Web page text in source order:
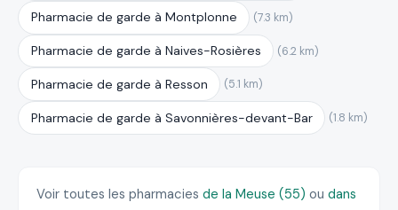
Pharmacie de garde à Montplonne (7.3 km)
Pharmacie de garde à Naives-Rosières (6.2 km)
Pharmacie de garde à Resson (5.1 km)
Pharmacie de garde à Savonnières-devant-Bar (1.8 km)
Voir toutes les pharmacies de la Meuse (55) ou dans